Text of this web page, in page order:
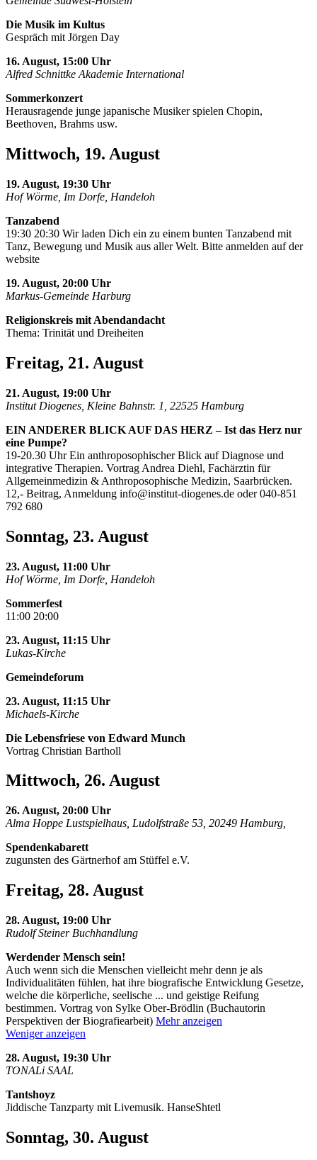
Die Musik im Kultus
Gespräch mit Jörgen Day
16. August, 15:00 Uhr
Alfred Schnittke Akademie International
Sommerkonzert
Herausragende junge japanische Musiker spielen Chopin,
Beethoven, Brahms usw.
Mittwoch, 19. August
19. August, 19:30 Uhr
Hof Wörme, Im Dorfe, Handeloh
Tanzabend
19:30 20:30 Wir laden Dich ein zu einem bunten Tanzabend mit
Tanz, Bewegung und Musik aus aller Welt. Bitte anmelden auf der
website
19. August, 20:00 Uhr
Markus-Gemeinde Harburg
Religionskreis mit Abendandacht
Thema: Trinität und Dreiheiten
Freitag, 21. August
21. August, 19:00 Uhr
Institut Diogenes, Kleine Bahnstr. 1, 22525 Hamburg
EIN ANDERER BLICK AUF DAS HERZ – Ist das Herz nur
eine Pumpe?
19-20.30 Uhr Ein anthroposophischer Blick auf Diagnose und
integrative Therapien. Vortrag Andrea Diehl, Fachärztin für
Allgemeinmedizin & Anthroposophische Medizin, Saarbrücken.
12,- Beitrag, Anmeldung info@institut-diogenes.de oder 040-851
792 680
Sonntag, 23. August
23. August, 11:00 Uhr
Hof Wörme, Im Dorfe, Handeloh
Sommerfest
11:00 20:00
23. August, 11:15 Uhr
Lukas-Kirche
Gemeindeforum
23. August, 11:15 Uhr
Michaels-Kirche
Die Lebensfriese von Edward Munch
Vortrag Christian Bartholl
Mittwoch, 26. August
26. August, 20:00 Uhr
Alma Hoppe Lustspielhaus, Ludolfstraße 53, 20249 Hamburg,
Spendenkabarett
zugunsten des Gärtnerhof am Stüffel e.V.
Freitag, 28. August
28. August, 19:00 Uhr
Rudolf Steiner Buchhandlung
Werdender Mensch sein!
Auch wenn sich die Menschen vielleicht mehr denn je als
Individualitäten fühlen, hat ihre biografische Entwicklung Gesetze,
welche die körperliche, seelische ... und geistige Reifung
bestimmen. Vortrag von Sylke Ober-Brödlin (Buchautorin
Perspektiven der Biografiearbeit) Mehr anzeigen
Weniger anzeigen
28. August, 19:30 Uhr
TONALi SAAL
Tantshoyz
Jiddische Tanzparty mit Livemusik. HanseShtetl
Sonntag, 30. August